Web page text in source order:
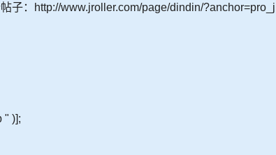
子：http://www.jroller.com/page/dindin/?anchor=pro_j
)];